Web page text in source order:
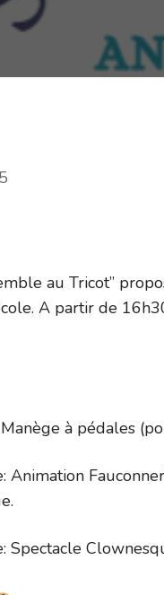
au Tricot”
A partir de
à pédales